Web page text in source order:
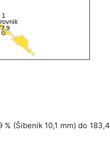
(Šibenik 10,1 mm) do 183,4